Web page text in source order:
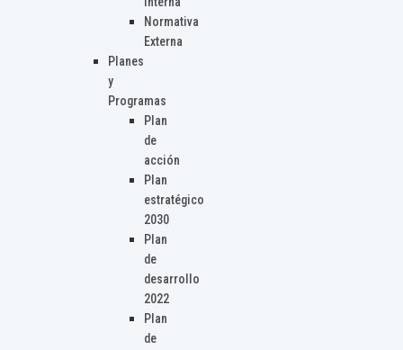
Normativa
Externa
Planes
y
Programas
Plan
de
acción
Plan
estratégico
2030
Plan
de
desarrollo
2022
Plan
de